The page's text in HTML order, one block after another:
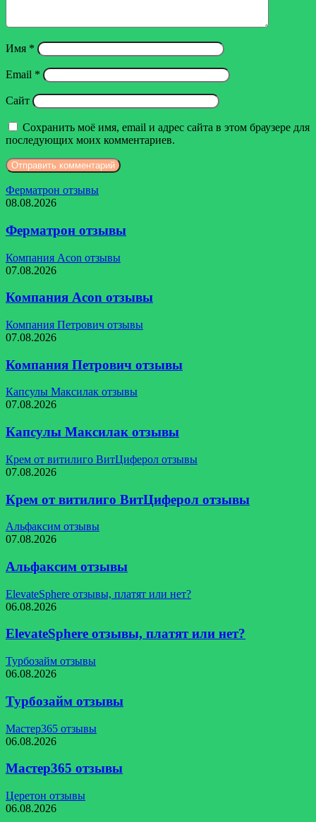
Имя *
Email *
Сайт
Сохранить моё имя, email и адрес сайта в этом браузере для
последующих моих комментариев.
Ферматрон отзывы
08.08.2026
Ферматрон отзывы
Компания Acon отзывы
07.08.2026
Компания Acon отзывы
Компания Петрович отзывы
07.08.2026
Компания Петрович отзывы
Капсулы Максилак отзывы
07.08.2026
Капсулы Максилак отзывы
Крем от витилиго ВитЦиферол отзывы
07.08.2026
Крем от витилиго ВитЦиферол отзывы
Альфаксим отзывы
07.08.2026
Альфаксим отзывы
ElevateSphere отзывы, платят или нет?
06.08.2026
ElevateSphere отзывы, платят или нет?
Турбозайм отзывы
06.08.2026
Турбозайм отзывы
Мастер365 отзывы
06.08.2026
Мастер365 отзывы
Церетон отзывы
06.08.2026